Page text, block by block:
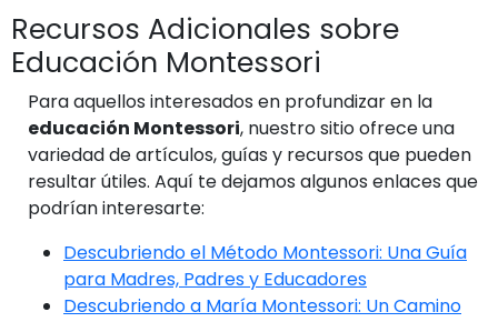
Recursos Adicionales sobre
Educación Montessori
Para aquellos interesados en profundizar en la
educación Montessori, nuestro sitio ofrece una
variedad de artículos, guías y recursos que pueden
resultar útiles. Aquí te dejamos algunos enlaces que
podrían interesarte:
Descubriendo el Método Montessori: Una Guía
para Madres, Padres y Educadores
Descubriendo a María Montessori: Un Camino